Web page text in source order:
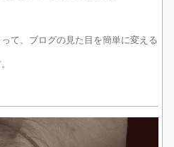
て、ブログの見た目を簡単に変える